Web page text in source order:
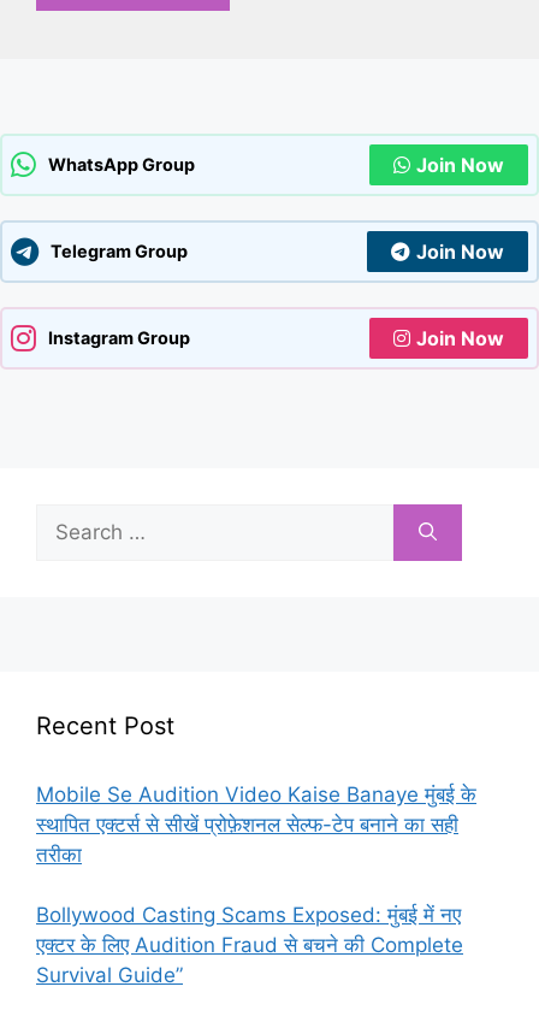
WhatsApp Group Join Now
Telegram Group Join Now
Instagram Group Join Now
for:
Recent Post
Mobile Se Audition Video Kaise Banaye मुंबई के
स्थापित एक्टर्स से सीखें प्रोफ़ेशनल सेल्फ-टेप बनाने का सही
तरीका
Bollywood Casting Scams Exposed: मुंबई में नए
एक्टर के लिए Audition Fraud से बचने की Complete
Survival Guide”